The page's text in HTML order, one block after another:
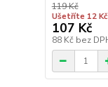
119 Kč
Ušetříte 12 Kč
107 Kč
88 Kč bez